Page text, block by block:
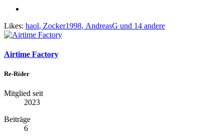
Likes: haol, Zocker1998, AndreasG und 14 andere
Airtime Factory
Re-Rider
Mitglied seit
2023
Beiträge
6